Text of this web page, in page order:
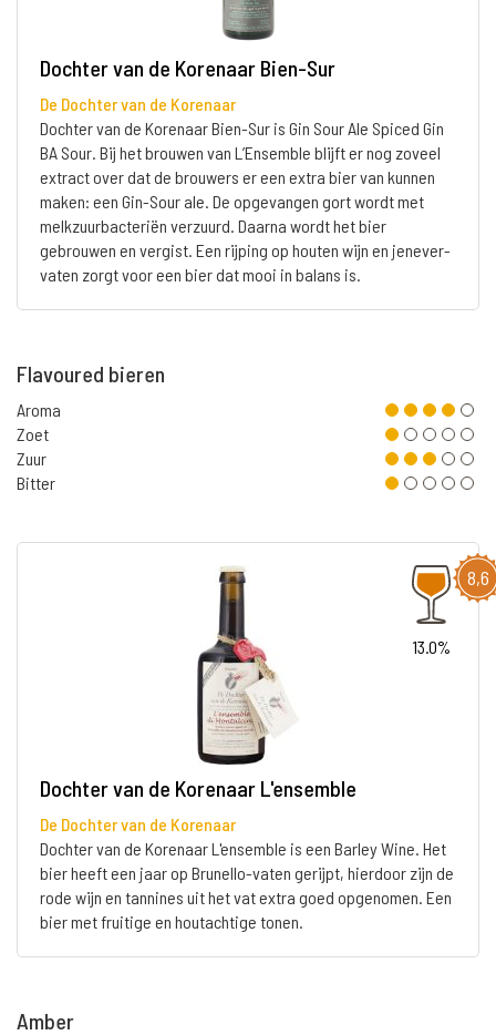
Dochter van de Korenaar Bien-Sur
De Dochter van de Korenaar
Dochter van de Korenaar Bien-Sur is Gin Sour Ale Spiced Gin
BA Sour. Bij het brouwen van L’Ensemble blijft er nog zoveel
extract over dat de brouwers er een extra bier van kunnen
maken: een Gin-Sour ale. De opgevangen gort wordt met
melkzuurbacteriën verzuurd. Daarna wordt het bier
gebrouwen en vergist. Een rijping op houten wijn en jenever-
vaten zorgt voor een bier dat mooi in balans is.
Flavoured bieren
Aroma
Zoet
Zuur
Bitter
8,6
13.0%
Dochter van de Korenaar L'ensemble
De Dochter van de Korenaar
Dochter van de Korenaar L'ensemble is een Barley Wine. Het
bier heeft een jaar op Brunello-vaten gerijpt, hierdoor zijn de
rode wijn en tannines uit het vat extra goed opgenomen. Een
bier met fruitige en houtachtige tonen.
Amber